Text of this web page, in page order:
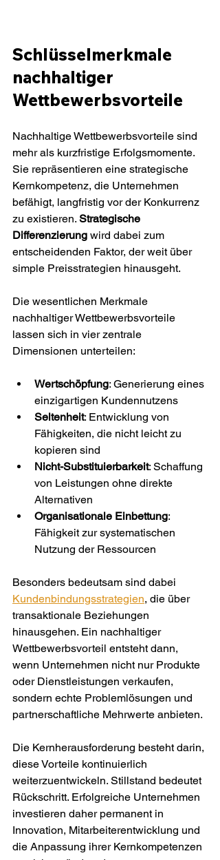
Schlüsselmerkmale
nachhaltiger
Wettbewerbsvorteile
Nachhaltige Wettbewerbsvorteile sind
mehr als kurzfristige Erfolgsmomente.
Sie repräsentieren eine strategische
Kernkompetenz, die Unternehmen
befähigt, langfristig vor der Konkurrenz
zu existieren. Strategische
Differenzierung wird dabei zum
entscheidenden Faktor, der weit über
simple Preisstrategien hinausgeht.
Die wesentlichen Merkmale
nachhaltiger Wettbewerbsvorteile
lassen sich in vier zentrale
Dimensionen unterteilen:
Wertschöpfung: Generierung eines
einzigartigen Kundennutzens
Seltenheit: Entwicklung von
Fähigkeiten, die nicht leicht zu
kopieren sind
Nicht-Substituierbarkeit: Schaffung
von Leistungen ohne direkte
Alternativen
Organisationale Einbettung:
Fähigkeit zur systematischen
Nutzung der Ressourcen
Besonders bedeutsam sind dabei
Kundenbindungsstrategien, die über
transaktionale Beziehungen
hinausgehen. Ein nachhaltiger
Wettbewerbsvorteil entsteht dann,
wenn Unternehmen nicht nur Produkte
oder Dienstleistungen verkaufen,
sondern echte Problemlösungen und
partnerschaftliche Mehrwerte anbieten.
Die Kernherausforderung besteht darin,
diese Vorteile kontinuierlich
weiterzuentwickeln. Stillstand bedeutet
Rückschritt. Erfolgreiche Unternehmen
investieren daher permanent in
Innovation, Mitarbeiterentwicklung und
die Anpassung ihrer Kernkompetenzen